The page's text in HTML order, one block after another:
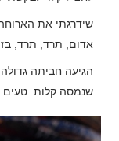
שידרגתי את
אדום, תרד, תרד,
הגיעה חביתה
שנמסה קלות. טעים